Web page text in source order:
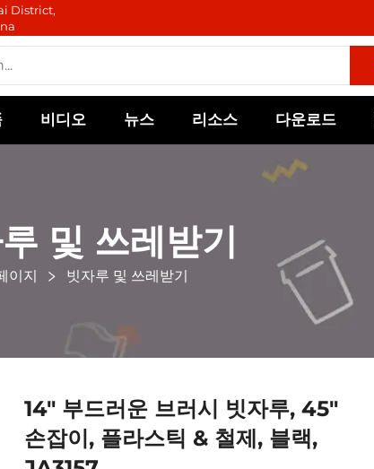
District,
비디오 뉴스 리소스 다운로드
및 쓰레받기
이지 빗자루 및 쓰레받기
14" 부드러운 브러시 빗자루, 45"
손잡이, 플라스틱 & 철제, 블랙,